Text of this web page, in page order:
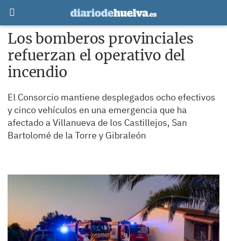
Los bomberos provinciales
refuerzan el operativo del
incendio
El Consorcio mantiene desplegados ocho efectivos
y cinco vehículos en una emergencia que ha
afectado a Villanueva de los Castillejos, San
Bartolomé de la Torre y Gibraleón